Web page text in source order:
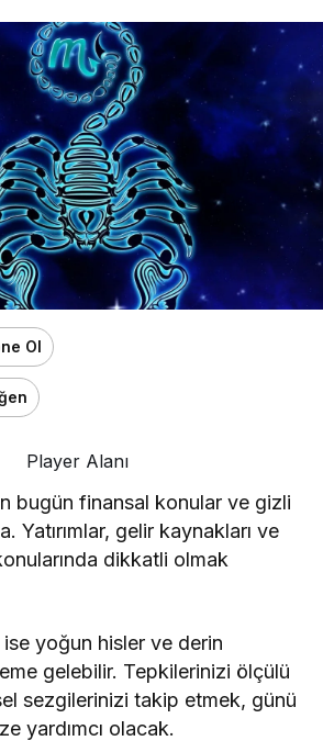
Ol
Player Alanı
bugün finansal konular ve gizli
Yatırımlar, gelir kaynakları ve
dikkatli olmak
ise yoğun hisler ve derin
gelebilir. Tepkilerinizi ölçülü
sezgilerinizi takip etmek, günü
yardımcı olacak.